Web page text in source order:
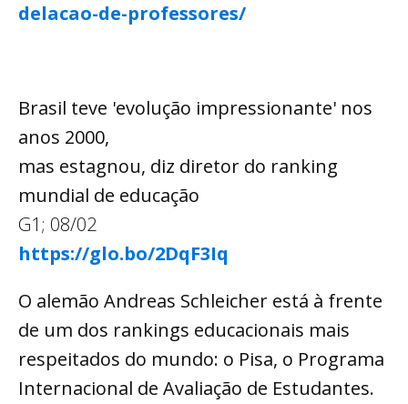
delacao-de-professores/
Brasil teve 'evolução impressionante' nos
anos 2000,
mas estagnou, diz diretor do ranking
mundial de educação
G1; 08/02
https://glo.bo/2DqF3Iq
O alemão Andreas Schleicher está à frente
de um dos rankings educacionais mais
respeitados do mundo: o Pisa, o Programa
Internacional de Avaliação de Estudantes.